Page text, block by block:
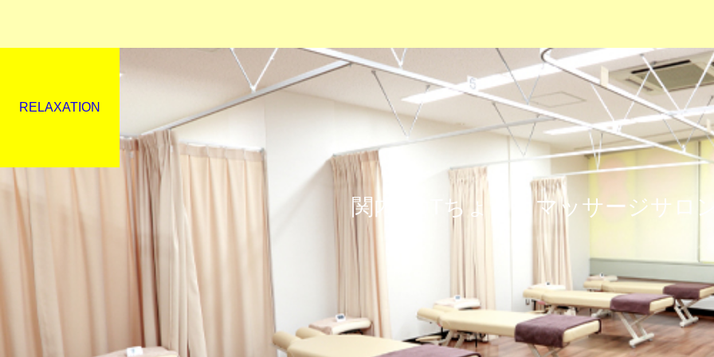
関内HOTちょっとマッサージサロ
RELAXATION